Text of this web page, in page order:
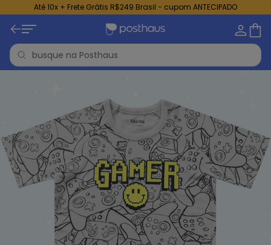
Até 10x + Frete Grátis R$249 Brasil - cupom ANTECIPADO